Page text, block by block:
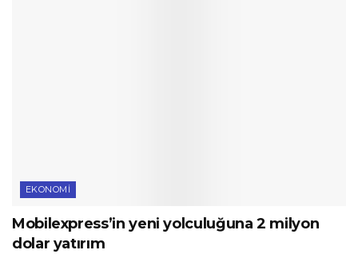
EKONOMI
Mobilexpress’in yeni yolculuğuna 2 milyon
dolar yatırım